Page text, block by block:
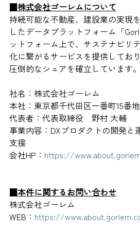
■株式会社ゴーレムについて
持続可能な不動産、建設業の実現
したデータプラットフォーム「
ットフォーム上で、サステナビリ
化に繋がるサービスを提供してお
圧倒的なシェアを確立しています。
社名：株式会社ゴーレム
本社：東京都千代田区一番町15番地
代表者：代表取締役　野村 大輔
事業内容：DXプロダクトの開発と
支援
会社HP： https://
■本件に関するお問い合わせ
株式会社ゴーレム
WEB： https://